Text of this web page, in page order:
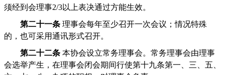
须经到会理事2/3以上表决通过方能生效。
第二十一条 理事会每年至少召开一次会议；情况特殊
的，也可采用通讯形式召开。
第二十二条 本协会设立常务理事会。常务理事会由理事
会选举产生，在理事会闭会期间行使第十九条第一、三、五、